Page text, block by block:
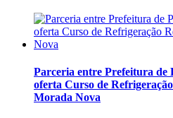
Parceria entre Prefeitura de
oferta Curso de
Morada Nova